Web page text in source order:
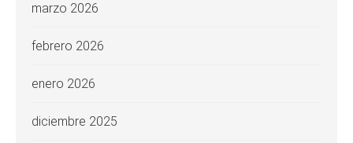
marzo 2026
febrero 2026
enero 2026
diciembre 2025